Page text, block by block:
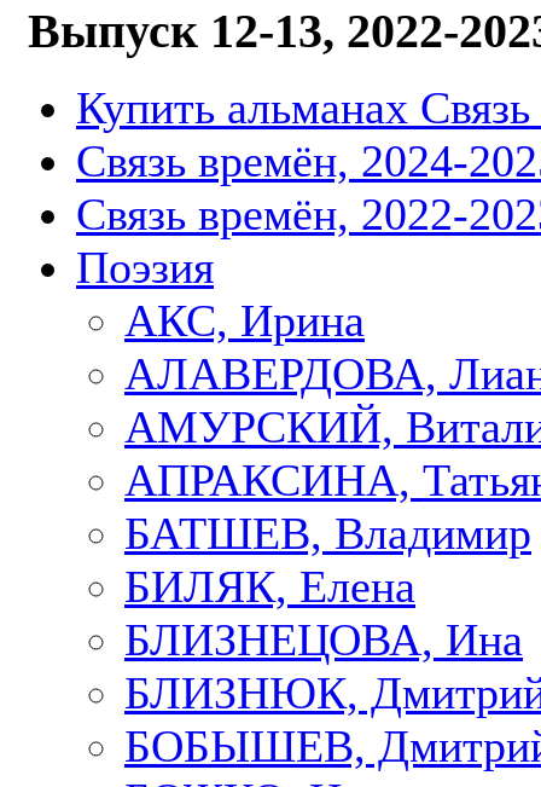
Выпуск 12-13, 2022-
Купить альманах
Связь времён, 2024-
Связь времён, 2022-
Поэзия
АКС, Ирина
АЛАВЕРДОВА,
АМУРСКИЙ,
АПРАКСИНА,
БАТШЕВ, Владимир
БИЛЯК, Елена
БЛИЗНЕЦОВА, Ина
БЛИЗНЮК,
БОБЫШЕВ,